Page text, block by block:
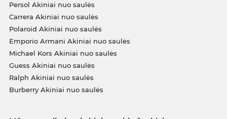
Persol Akiniai nuo saulės
Carrera Akiniai nuo saulės
Polaroid Akiniai nuo saulės
Emporio Armani Akiniai nuo saulės
Michael Kors Akiniai nuo saulės
Guess Akiniai nuo saulės
Ralph Akiniai nuo saulės
Burberry Akiniai nuo saulės